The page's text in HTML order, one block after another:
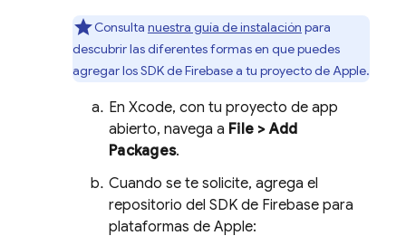
Consulta nuestra guía de instalación para
descubrir las diferentes formas en que puedes
agregar los SDK de Firebase a tu proyecto de Apple.
En Xcode, con tu proyecto de app
abierto, navega a File > Add
Packages.
Cuando se te solicite, agrega el
repositorio del SDK de Firebase para
plataformas de Apple: